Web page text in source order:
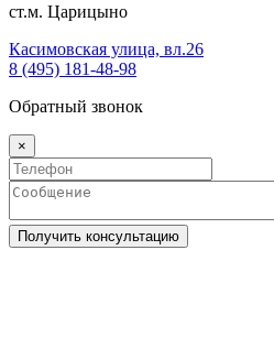
ст.м. Царицыно
Касимовская улица, вл.26
8 (495) 181-48-98
Обратный звонок
×
Получить консультацию